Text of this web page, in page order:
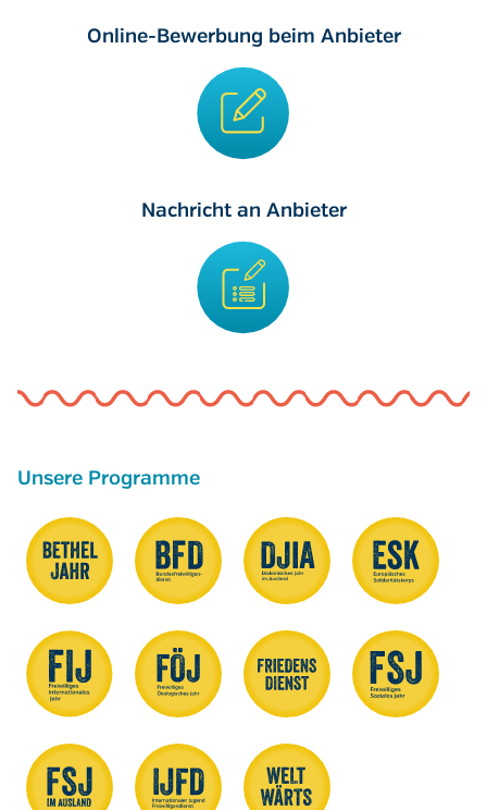
Online-Bewerbung beim Anbieter
Nachricht an Anbieter
Unsere Programme